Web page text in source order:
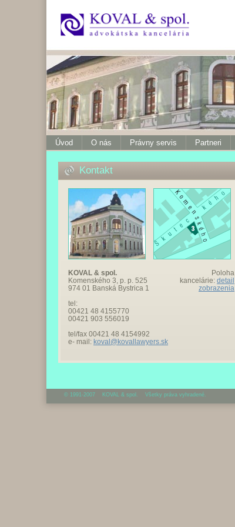
Úvod O nás Právny servis Partneri
Kontakt
Poloha
kancelárie: detail
zobrazenia
KOVAL & spol.
Komenského 3, p. p. 525
974 01 Banská Bystrica 1
tel:
00421 48 4155770
00421 903 556019
tel/fax 00421 48 4154992
e- mail: koval@kovallawyers.sk
© 1991-2007 KOVAL & spol. Všetky práva vyhradené.